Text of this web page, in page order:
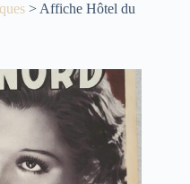
> Affiche Hôtel du